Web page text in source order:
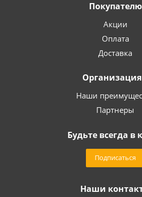
Покупателю
Акции
Оплата
Доставка
Наши
Партнеры
Будьте всегда в
Подписаться
Наши